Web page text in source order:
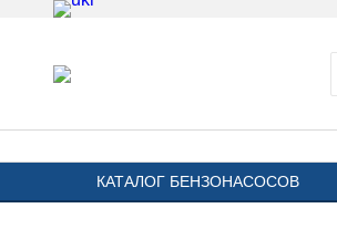
КАТАЛОГ БЕНЗОНАСОСОВ